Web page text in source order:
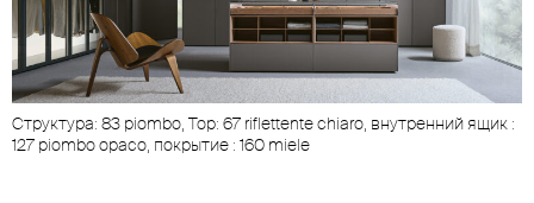
Cтруктура: 83 piombo, Top: 67 riflettente chiaro, внутренний ящик :
127 piombo opaco, покрытие : 160 miele